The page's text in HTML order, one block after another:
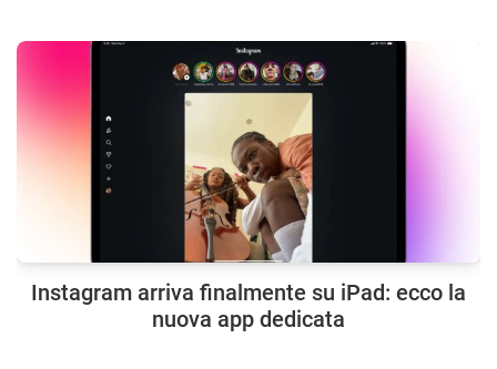
Instagram arriva finalmente su iPad: ecco la
nuova app dedicata